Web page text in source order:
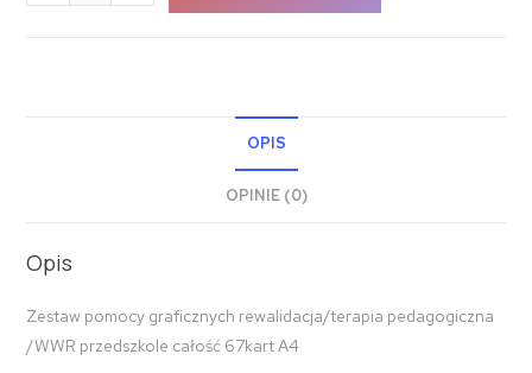
OPIS
OPINIE (0)
Opis
Zestaw pomocy graficznych rewalidacja/terapia pedagogiczna
/WWR przedszkole całość 67kart A4